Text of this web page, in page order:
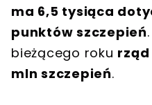
ma 6,5 tysiąca
punktów szczepień
bieżącego roku
mln szczepień.